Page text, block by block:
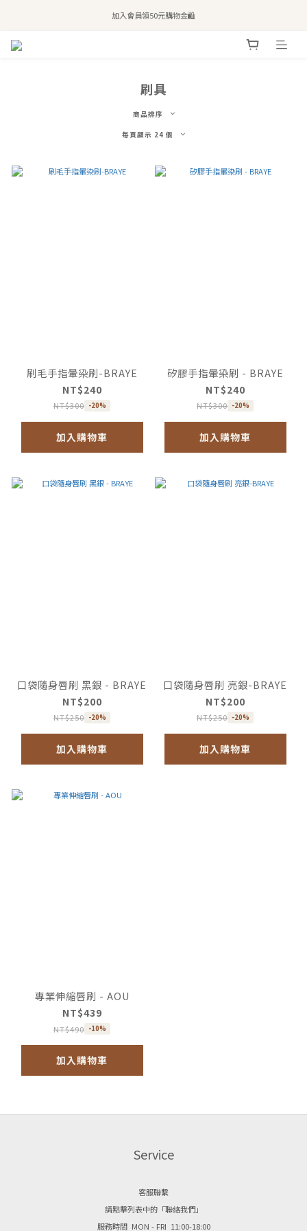
全站滿$2,500免運｜6/30前 含新品滿$1,300超取免運
加入會員領50元購物金🛍️
刷具
商品排序
每頁顯示 24 個
刷毛手指暈染刷-BRAYE
NT$240
NT$300 -20%
加入購物車
矽膠手指暈染刷 - BRAYE
NT$240
NT$300 -20%
加入購物車
口袋隨身唇刷 黑銀 - BRAYE
NT$200
NT$250 -20%
加入購物車
口袋隨身唇刷 亮銀-BRAYE
NT$200
NT$250 -20%
加入購物車
專業伸縮唇刷 - AOU
NT$439
NT$490 -10%
加入購物車
Service
客服聯繫
請點擊列表中的「聯絡我們」
服務時間 MON - FRI 11:00-18:00